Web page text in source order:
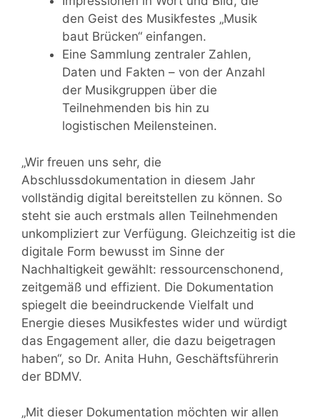
den Geist des Musikfestes „Musik
baut Brücken“ einfangen.
Eine Sammlung zentraler Zahlen,
Daten und Fakten – von der Anzahl
der Musikgruppen über die
Teilnehmenden bis hin zu
logistischen Meilensteinen.
„Wir freuen uns sehr, die
Abschlussdokumentation in diesem Jahr
vollständig digital bereitstellen zu können. So
steht sie auch erstmals allen Teilnehmenden
unkompliziert zur Verfügung. Gleichzeitig ist die
digitale Form bewusst im Sinne der
Nachhaltigkeit gewählt: ressourcenschonend,
zeitgemäß und effizient. Die Dokumentation
spiegelt die beeindruckende Vielfalt und
Energie dieses Musikfestes wider und würdigt
das Engagement aller, die dazu beigetragen
haben“, so Dr. Anita Huhn, Geschäftsführerin
der BDMV.
„Mit dieser Dokumentation möchten wir allen